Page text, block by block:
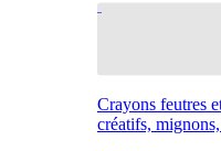
Crayons feutres
créatifs,